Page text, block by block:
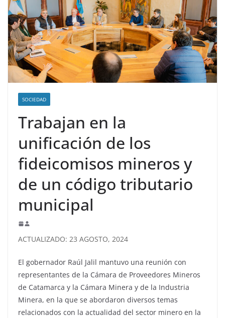
SOCIEDAD
Trabajan en la
unificación de los
fideicomisos mineros y
de un código tributario
municipal
ACTUALIZADO: 23 AGOSTO, 2024
El gobernador Raúl Jalil mantuvo una reunión con
representantes de la Cámara de Proveedores Mineros
de Catamarca y la Cámara Minera y de la Industria
Minera, en la que se abordaron diversos temas
relacionados con la actualidad del sector minero en la